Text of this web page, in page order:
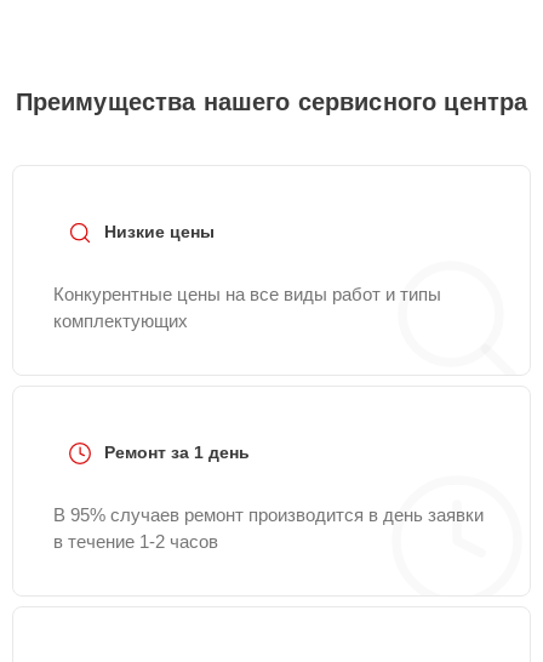
Преимущества нашего сервисного центра
Низкие цены
Конкурентные цены на все виды работ и типы
комплектующих
Ремонт за 1 день
В 95% случаев ремонт производится в день заявки
в течение 1-2 часов